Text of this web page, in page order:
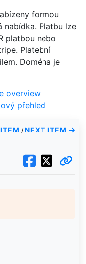
formou
nabídka. Platbu lze
platbou nebo
Platební
Doména je
overview
přehled
/ NEXT ITEM